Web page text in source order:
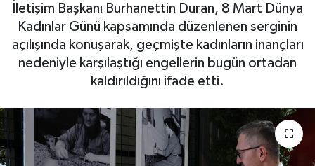
İletişim Başkanı Burhanettin Duran, 8 Mart Dünya
Kadınlar Günü kapsamında düzenlenen serginin
açılışında konuşarak, geçmişte kadınların inançları
nedeniyle karşılaştığı engellerin bugün ortadan
kaldırıldığını ifade etti.